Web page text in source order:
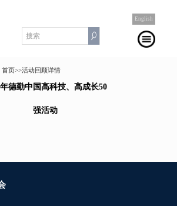
English
首页>>活动回顾详情
德勤中国高科技、高成长50
强活动